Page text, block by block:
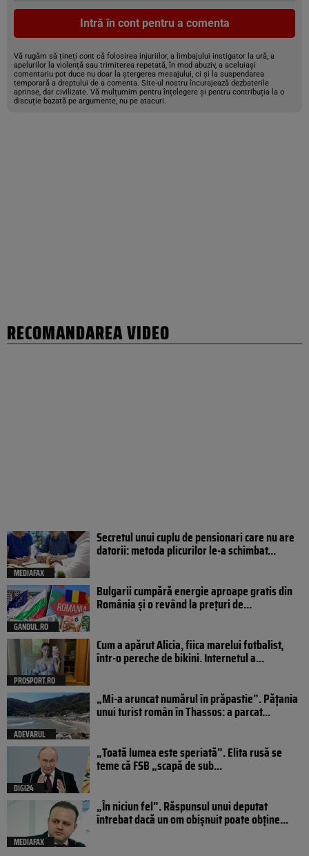
Intră în cont pentru a comenta
Vă rugăm să țineți cont că folosirea injuriilor, a limbajului instigator la ură, a
apelurilor la violență sau trimiterea repetată, în mod abuziv, a aceluiași
comentariu pot duce nu doar la ștergerea mesajului, ci și la suspendarea
temporară a dreptului de a comenta. Site-ul nostru încurajează dezbaterile
aprinse, dar civilizate. Vă mulțumim pentru înțelegere și pentru contribuția la o
discuție bazată pe argumente, nu pe atacuri.
RECOMANDAREA VIDEO
MEDIAFAX
Secretul unui cuplu de pensionari care nu are
datorii: metoda plicurilor le-a schimbat...
GANDUL.RO
Bulgarii cumpără energie aproape gratis din
România și o revând la prețuri de...
PROSPORT.RO
Cum a apărut Alicia, fiica marelui fotbalist,
într-o pereche de bikini. Internetul a...
ADEVARUL
„Mi-a aruncat numărul în prăpastie”. Pățania
unui turist român în Thassos: a parcat...
DIGI24
„Toată lumea este speriată”. Elita rusă se
teme că FSB „scapă de sub...
MEDIAFAX
„În niciun fel”. Răspunsul unui deputat
întrebat dacă un om obișnuit poate obține...